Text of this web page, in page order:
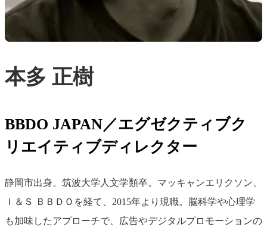
本多 正樹
BBDO JAPAN／エグゼクティブク
リエイティブディレクター
静岡市出身。筑波大学人文学類卒。マッキャンエリクソン、
Ｉ＆Ｓ ＢＢＤＯを経て、2015年より現職。脳科学や心理学
も加味したアプローチで、広告やデジタルプロモーションの